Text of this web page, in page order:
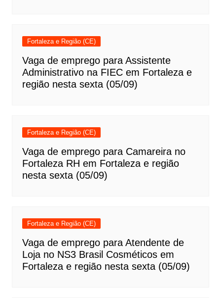
Fortaleza e Região (CE)
Vaga de emprego para Assistente
Administrativo na FIEC em Fortaleza e
região nesta sexta (05/09)
Fortaleza e Região (CE)
Vaga de emprego para Camareira no
Fortaleza RH em Fortaleza e região
nesta sexta (05/09)
Fortaleza e Região (CE)
Vaga de emprego para Atendente de
Loja no NS3 Brasil Cosméticos em
Fortaleza e região nesta sexta (05/09)